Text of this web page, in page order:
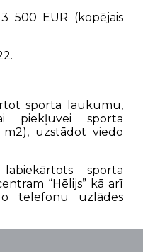
500 EUR (kopējais
sporta laukumu,
piekļuvei sporta
uzstādot viedo
sporta
“Hēlijs” kā arī
telefonu uzlādes